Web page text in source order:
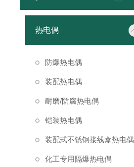
热电偶
防爆热电偶
装配热电偶
耐磨/防腐热电偶
铠装热电偶
装配式不锈钢接线盒热电偶
化工专用隔爆热电偶